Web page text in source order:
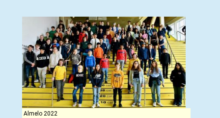
Almelo 2022